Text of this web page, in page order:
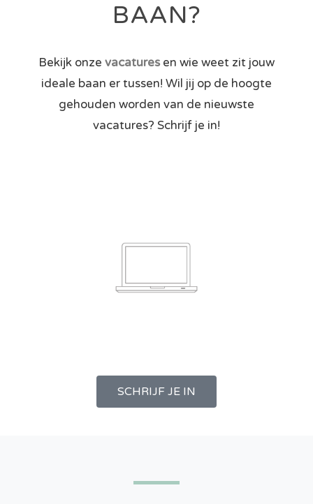
SCHRIJF JE IN
BAAN?
Bekijk onze vacatures en wie weet zit jouw
ideale baan er tussen! Wil jij op de hoogte
gehouden worden van de nieuwste
vacatures? Schrijf je in!